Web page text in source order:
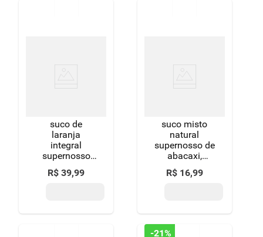
suco de
laranja
integral
supernosso
100% suco 3l-
gl sem adicao
R$ 39,99
suco misto
natural
supernosso de
abacaxi,
maca, limao,
couve e
R$ 16,99
-21%